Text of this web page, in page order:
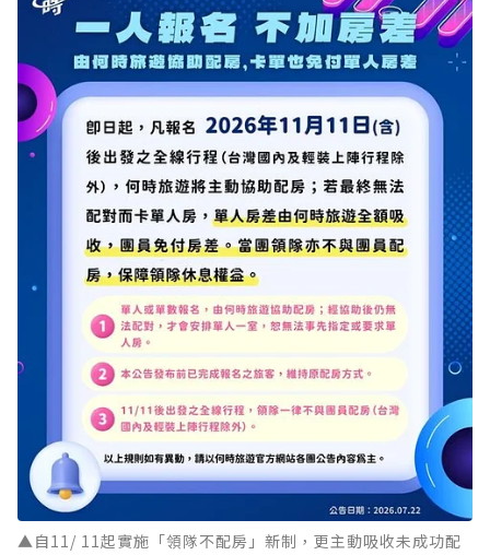
▲自11/ 11起實施「領隊不配房」新制，更主動吸收未成功配